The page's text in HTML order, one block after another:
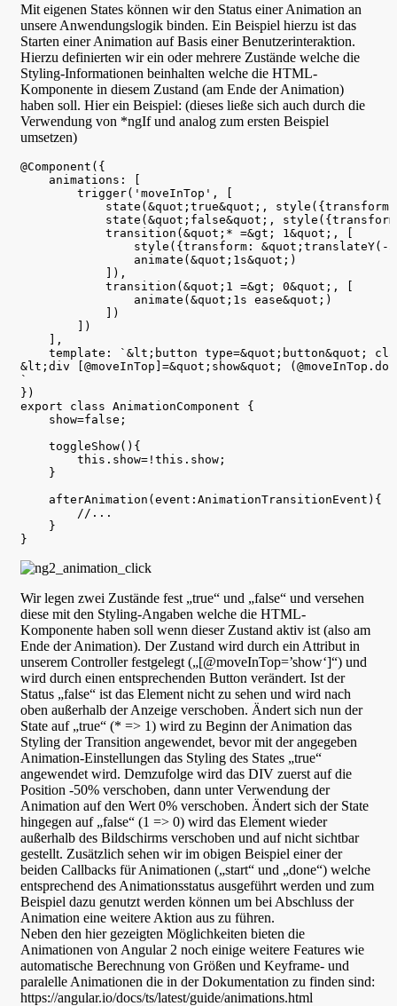
Mit eigenen States können wir den Status einer Animation an
unsere Anwendungslogik binden. Ein Beispiel hierzu ist das
Starten einer Animation auf Basis einer Benutzerinteraktion.
Hierzu definierten wir ein oder mehrere Zustände welche die
Styling-Informationen beinhalten welche die HTML-
Komponente in diesem Zustand (am Ende der Animation)
haben soll. Hier ein Beispiel: (dieses ließe sich auch durch die
Verwendung von *ngIf und analog zum ersten Beispiel
umsetzen)
@Component({
    animations: [
        trigger('moveInTop', [
state(&quot;true&quot;,
state(&quot;false&quot;,
            transition(&quot;* =&gt; 1&quot;, [
style({transform: &quot;translateY(-
                animate(&quot;1s&quot;)
            ]),
            transition(&quot;1 =&gt; 0&quot;, [
                animate(&quot;1s ease&quot;)
            ])
        ])
    ],
template: `&lt;button type=&quot;button&quot;
&lt;div [@moveInTop]=&quot;show&quot;
`
})
export class AnimationComponent {
    show=false;
    toggleShow(){
        this.show=!this.show;
    }
    afterAnimation(event:AnimationTransitionEvent){
        //...
    }
Wir legen zwei Zustände fest „true“ und „false“ und versehen
diese mit den Styling-Angaben welche die HTML-
Komponente haben soll wenn dieser Zustand aktiv ist (also am
Ende der Animation). Der Zustand wird durch ein Attribut in
unserem Controller festgelegt („[@moveInTop=’show‘]“) und
wird durch einen entsprechenden Button verändert. Ist der
Status „false“ ist das Element nicht zu sehen und wird nach
oben außerhalb der Anzeige verschoben. Ändert sich nun der
State auf „true“ (* => 1) wird zu Beginn der Animation das
Styling der Transition angewendet, bevor mit der angegeben
Animation-Einstellungen das Styling des States „true“
angewendet wird. Demzufolge wird das DIV zuerst auf die
Position -50% verschoben, dann unter Verwendung der
Animation auf den Wert 0% verschoben. Ändert sich der State
hingegen auf „false“ (1 => 0) wird das Element wieder
außerhalb des Bildschirms verschoben und auf nicht sichtbar
gestellt. Zusätzlich sehen wir im obigen Beispiel einer der
beiden Callbacks für Animationen („start“ und „done“) welche
entsprechend des Animationsstatus ausgeführt werden und zum
Beispiel dazu genutzt werden können um bei Abschluss der
Animation eine weitere Aktion aus zu führen.
Neben den hier gezeigten Möglichkeiten bieten die
Animationen von Angular 2 noch einige weitere Features wie
automatische Berechnung von Größen und Keyframe- und
paralelle Animationen die in der Dokumentation zu finden sind:
https://angular.io/docs/ts/latest/guide/animations.html